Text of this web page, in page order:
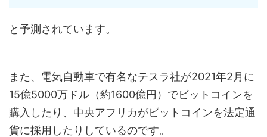
と予測されています。
また、電気自動車で有名なテスラ社が2021年2月に
15億5000万ドル（約1600億円）でビットコインを
購入したり、中央アフリカがビットコインを法定通
貨に採用したりしているのです。